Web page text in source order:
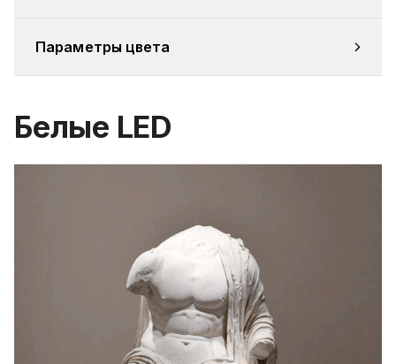
Параметры цвета
Белые LED